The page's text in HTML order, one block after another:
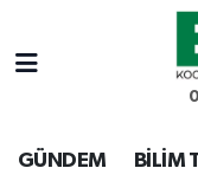
GÜNDEM BİLİM
Kocaeli
Kocaeli Hava